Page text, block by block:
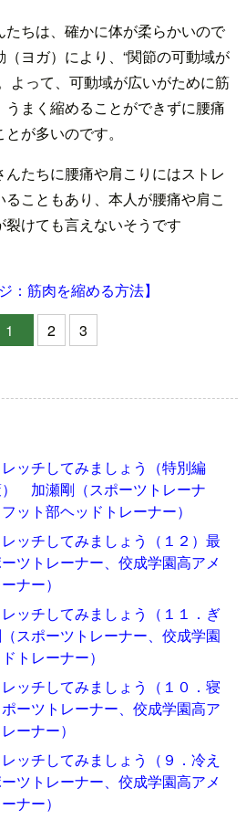
ちは、確かに体が柔らかいので
ヨガ）により、“関節の可動域が
よって、可動域が広いがために筋
まく縮めることができずに腰痛
が多いのです。
んたちに腰痛や肩こりにはストレ
こともあり、本人が腰痛や肩こ
裂けても言えないそうです
：筋肉を縮める方法】
1
2 3
ッチしてみましょう（特別編
加瀬剛（スポーツトレーナ
ット部ヘッドトレーナー）
ッチしてみましょう（１２）最
ツトレーナー、佼成学園高アメ
ナー）
ッチしてみましょう（１１．ぎ
スポーツトレーナー、佼成学園
トレーナー）
ッチしてみましょう（１０．寝
ーツトレーナー、佼成学園高ア
ーナー）
ッチしてみましょう（９．冷え
ツトレーナー、佼成学園高アメ
ナー）